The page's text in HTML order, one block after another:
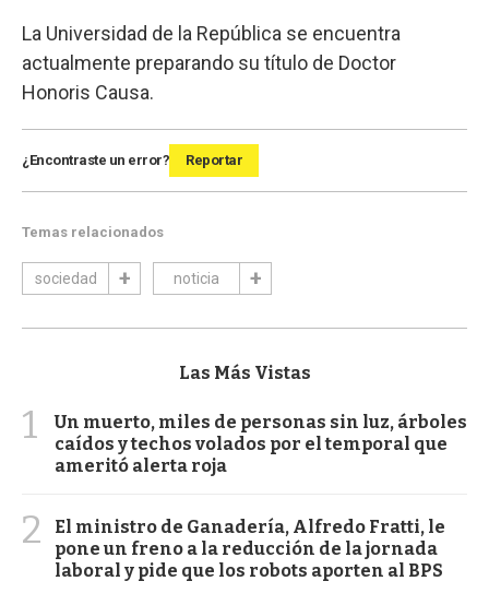
La Universidad de la República se encuentra
actualmente preparando su título de Doctor
Honoris Causa.
¿Encontraste un error? Reportar
Temas relacionados
sociedad noticia
Las Más Vistas
1
Un muerto, miles de personas sin luz, árboles
caídos y techos volados por el temporal que
ameritó alerta roja
2
El ministro de Ganadería, Alfredo Fratti, le
pone un freno a la reducción de la jornada
laboral y pide que los robots aporten al BPS